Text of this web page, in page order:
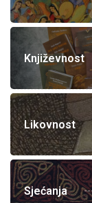
Književnost
Likovnost
Sjećanja